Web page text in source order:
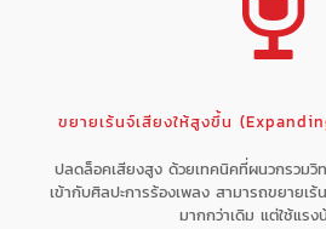
ขยายเร้นจ์เสียงให้สูงขึ้น
ปลดล็อคเสียงสูง ด้วยเทคนิคที่ผนวกรวมวิ
เข้ากับศิลปะการร้องเพลง สามารถขยายเร้
มากกว่าเดิม แต่ใช้แรง